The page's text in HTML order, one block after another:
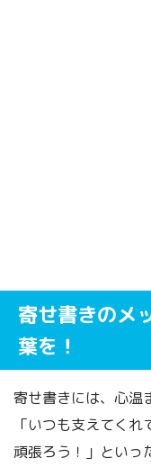
寄せ書きのメ
葉を！
寄せ書きには、心温
「いつも支えてく
頑張ろう！」といっ